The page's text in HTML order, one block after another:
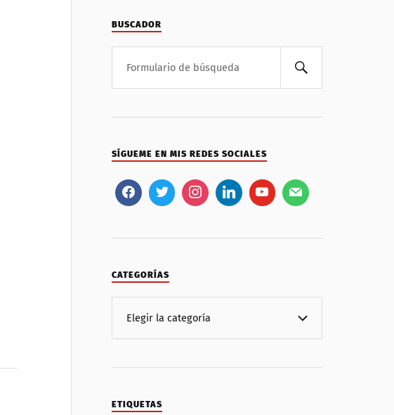
BUSCADOR
SÍGUEME EN MIS REDES SOCIALES
CATEGORÍAS
ETIQUETAS